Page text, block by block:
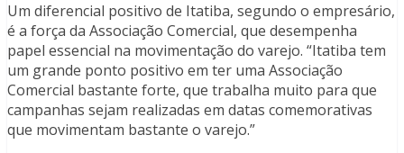
Um diferencial positivo de Itatiba, segundo o empresário,
é a força da Associação Comercial, que desempenha
papel essencial na movimentação do varejo. “Itatiba tem
um grande ponto positivo em ter uma Associação
Comercial bastante forte, que trabalha muito para que
campanhas sejam realizadas em datas comemorativas
que movimentam bastante o varejo.”